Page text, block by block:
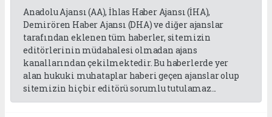
Anadolu Ajansı (AA), İhlas Haber Ajansı (İHA),
Demirören Haber Ajansı (DHA) ve diğer ajanslar
tarafından eklenen tüm haberler, sitemizin
editörlerinin müdahalesi olmadan ajans
kanallarından çekilmektedir. Bu haberlerde yer
alan hukuki muhataplar haberi geçen ajanslar olup
sitemizin hiç bir editörü sorumlu tutulamaz...